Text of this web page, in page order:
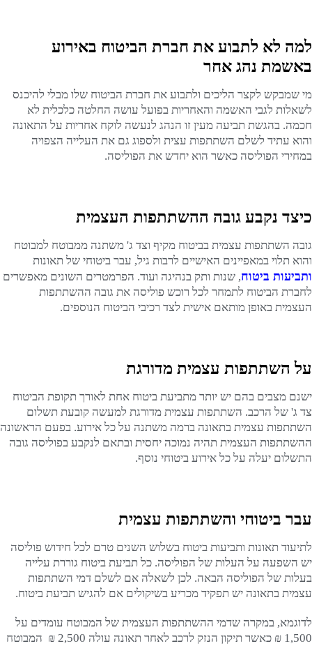
למה לא לתבוע את חברת הביטוח באירוע
באשמת נהג אחר
מי שמבקש לקצר הליכים ולתבוע את חברת הביטוח שלו מבלי להיכנס
לשאלות לגבי האשמה והאחריות בפועל עושה החלטה כלכלית לא
חכמה. בהגשת תביעה מעין זו הנהג לנעשה לוקח אחריות על התאונה
והוא עתיד לשלם השתתפות עצית ולספוג גם את העלייה הצפויה
במחירי הפוליסה כאשר הוא יחדש את הפוליסה.
כיצד נקבע גובה ההשתתפות העצמית
גובה השתתפות עצמית בביטוח מקיף וצד ג' משתנה ממבוטח למבוטח
והוא תלוי במאפיינים האישיים לרבות גיל, עבר ביטוחי של תאונות
ותביעות ביטוח, שנות ותק בנהיגה ועוד. הפרמטרים השונים מאפשרים
לחברת הביטוח לתמחר לכל רוכש פוליסה את גובה ההשתתפות
העצמית באופן מותאם אישית לצד רכיבי הביטוח הנוספים.
על השתתפות עצמית מדורגת
ישנם מצבים בהם יש יותר מתביעת ביטוח אחת לאורך תקופת הביטוח
צד ג' של הרכב. השתתפות עצמית מדורגת למעשה קובעת תשלום
השתתפות עצמית בתאונה ברמה משתנה על כל אירוע. בפעם הראשונה
ההשתתפות העצמית תהיה נמוכה יחסית ובתאם לנקבע בפוליסה גובה
התשלום יעלה על כל אירוע ביטוחי נוסף.
עבר ביטוחי והשתתפות עצמית
לתיעוד תאונות ותביעות ביטוח בשלוש השנים טרם לכל חידוש פוליסה
יש השפעה על העלות של הפוליסה. כל תביעת ביטוח גוררת עלייה
בעלות של הפוליסה הבאה. לכן לשאלה אם לשלם דמי השתתפות
עצמית בתאונה יש תפקיד מכריע בשיקולים אם להגיש תביעת ביטוח.
לדוגמא, במקרה שדמי ההשתתפות העצמית של המבוטח עומדים על
1,500 ₪ כאשר תיקון הנזק לרכב לאחר תאונה עולה 2,500 ₪ המבוטח